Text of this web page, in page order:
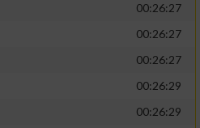
00:26:27
00:26:27
00:26:27
00:26:29
00:26:29